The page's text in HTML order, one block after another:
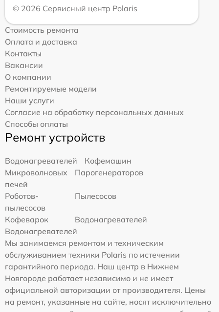
© 2026 Сервисный центр Polaris
Стоимость ремонта
Оплата и доставка
Контакты
Вакансии
О компании
Ремонтируемые модели
Наши услуги
Согласие на обработку персональных данных
Способы оплаты
Ремонт устройств
Водонагревателей
Кофемашин
Микроволновых
печей
Парогенераторов
Роботов-
пылесосов
Пылесосов
Кофеварок
Водонагревателей
Водонагревателей
Мы занимаемся ремонтом и техническим
обслуживанием техники Polaris по истечении
гарантийного периода. Наш центр в Нижнем
Новгороде работает независимо и не имеет
официальной авторизации от производителя. Цены
на ремонт, указанные на сайте, носят исключительно